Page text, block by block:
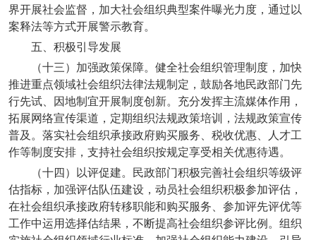
界开展社会监督，加大社会组织典型案件曝光力度，通过以
案释法等方式开展警示教育。
五、积极引导发展
（十三）加强政策保障。健全社会组织管理制度，加快
推进重点领域社会组织法律法规制定，鼓励各地民政部门先
行先试、因地制宜开展制度创新。充分发挥主流媒体作用，
拓展网络宣传渠道，定期组织法规政策培训，法规政策宣传
普及。落实社会组织承接政府购买服务、税收优惠、人才工
作等制度安排，支持社会组织按规定享受相关优惠待遇。
（十四）以评促建。民政部门积极完善社会组织等级评
估指标，加强评估队伍建设，动员社会组织积极参加评估，
在社会组织承接政府转移职能和购买服务、参加评先评优等
工作中运用选择估结果，不断提高社会组织参评比例。组织